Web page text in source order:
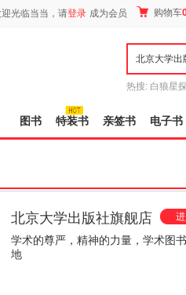
光临当当，请登录 成为会员 购物车
热搜: 白狼星
图书 特装书 亲签书 电子书
北京大学出版社当当自营
店 学术的尊严 精神的魅力